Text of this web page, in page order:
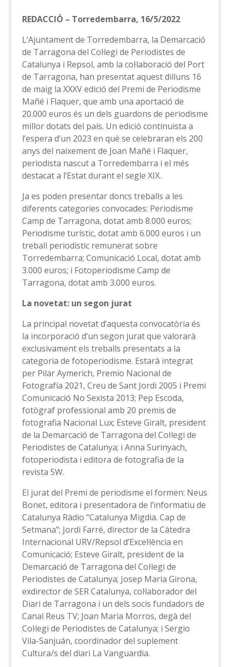
REDACCIÓ – Torredembarra, 16/5/2022
L’Ajuntament de Torredembarra, la Demarcació
de Tarragona del Col·legi de Periodistes de
Catalunya i Repsol, amb la col·laboració del Port
de Tarragona, han presentat aquest dilluns 16
de maig la XXXV edició del Premi de Periodisme
Mañé i Flaquer, que amb una aportació de
20.000 euros és un dels guardons de periodisme
millor dotats del país. Un edició continuista a
l’espera d’un 2023 en què se celebraran els 200
anys del naixement de Joan Mañé i Flaquer,
periodista nascut a Torredembarra i el més
destacat a l’Estat durant el segle XIX.
Ja es poden presentar doncs treballs a les
diferents categories convocades: Periodisme
Camp de Tarragona, dotat amb 8.000 euros;
Periodisme turístic, dotat amb 6.000 euros i un
treball periodístic remunerat sobre
Torredembarra; Comunicació Local, dotat amb
3.000 euros; i Fotoperiodisme Camp de
Tarragona, dotat amb 3.000 euros.
La novetat: un segon jurat
La principal novetat d’aquesta convocatòria és
la incorporació d’un segon jurat que valorarà
exclusivament els treballs presentats a la
categoria de fotoperiodisme. Estarà integrat
per Pilar Aymerich, Premio Nacional de
Fotografía 2021, Creu de Sant Jordi 2005 i Premi
Comunicació No Sexista 2013; Pep Escoda,
fotògraf professional amb 20 premis de
fotografia Nacional Lux; Esteve Giralt, president
de la Demarcació de Tarragona del Col·legi de
Periodistes de Catalunya; i Anna Surinyach,
fotoperiodista i editora de fotografia de la
revista 5W.
El jurat del Premi de periodisme el formen: Neus
Bonet, editora i presentadora de l’informatiu de
Catalunya Ràdio “Catalunya Migdia. Cap de
Setmana”; Jordi Farré, director de la Càtedra
Internacional URV/Repsol d’Excel·lència en
Comunicació; Esteve Giralt, president de la
Demarcació de Tarragona del Col·legi de
Periodistes de Catalunya; Josep Maria Girona,
exdirector de SER Catalunya, col·laborador del
Diari de Tarragona i un dels socis fundadors de
Canal Reus TV; Joan Maria Morros, degà del
Col·legi de Periodistes de Catalunya; i Sergio
Vila-Sanjuán, coordinador del suplement
Cultura/s del diari La Vanguardia.